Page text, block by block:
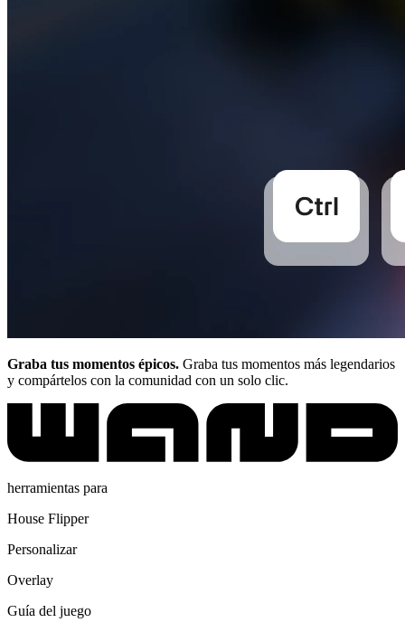
Graba tus momentos épicos. Graba tus momentos más legendarios
y compártelos con la comunidad con un solo clic.
herramientas para
House Flipper
Personalizar
Overlay
Guía del juego